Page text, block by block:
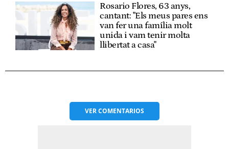
Rosario Flores, 63 anys,
cantant: "Els meus pares ens
van fer una família molt
unida i vam tenir molta
llibertat a casa"
VERCOMENTARIOS